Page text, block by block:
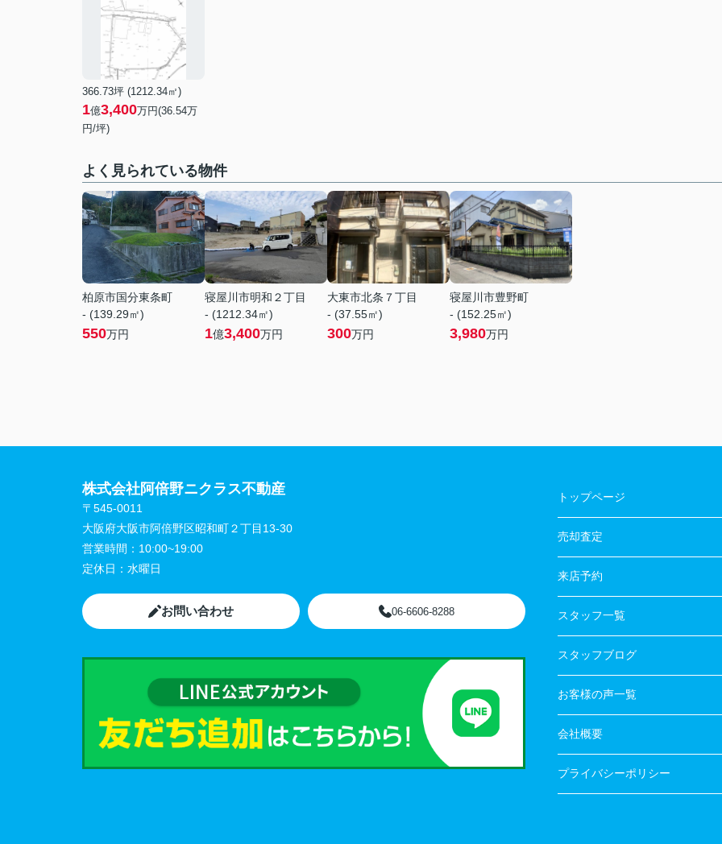
366.73坪 (1212.34㎡)
1億3,400万円(36.54万
円/坪)
よく見られている物件
柏原市国分東条町
- (139.29㎡)
550万円
寝屋川市明和２丁目
- (1212.34㎡)
1億3,400万円
大東市北条７丁目
- (37.55㎡)
300万円
寝屋川市豊野町
- (152.25㎡)
3,980万円
株式会社阿倍野ニクラス不動産
〒545-0011
大阪府大阪市阿倍野区昭和町２丁目13-30
営業時間： 10:00~19:00
定休日： 水曜日
お問い合わせ 06-6606-8288
トップページ
売却査定
来店予約
スタッフ一覧
スタッフブログ
お客様の声一覧
会社概要
プライバシーポリシー